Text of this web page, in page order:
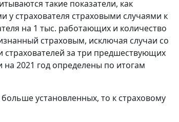
такие показатели, как
страхователя страховыми случаями к
на 1 тыс. работающих и количество
страховым, исключая случаи со
страхователей за три предшествующих
на 2021 год определены по итогам
установленных, то к страховому